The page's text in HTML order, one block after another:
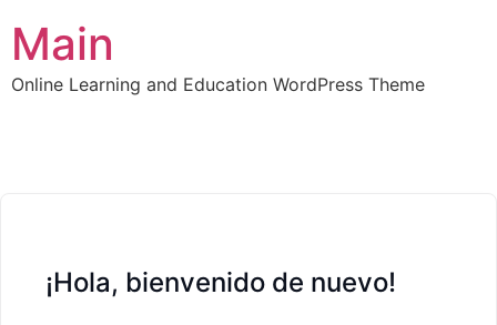
Main
Online Learning and Education WordPress Theme
¡Hola, bienvenido de nuevo!